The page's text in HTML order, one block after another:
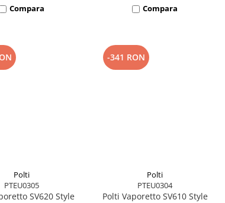
Compara Compara
Polti
PTEU0305
SV620 Style
-341 RON
Polti
PTEU0304
Polti Vaporetto SV610 Style